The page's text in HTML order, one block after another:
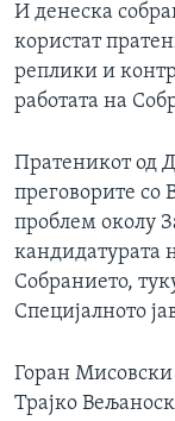
И денеска
користат
реплики и
работата на
Пратеникот од
преговорите
проблем околу
кандидатурата
Собранието,
Специјалното
Горан
Трајко